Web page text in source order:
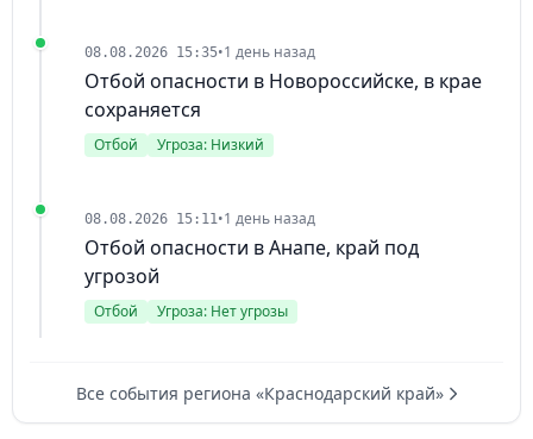
08.08.2026 15:35•1 день назад
Отбой опасности в Новороссийске, в крае
сохраняется
Отбой Угроза: Низкий
08.08.2026 15:11•1 день назад
Отбой опасности в Анапе, край под
угрозой
Отбой Угроза: Нет угрозы
Все события региона «Краснодарский край»